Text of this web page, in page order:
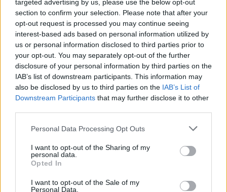
targeted advertising by us, please use the below opt-out
section to confirm your selection. Please note that after your
opt-out request is processed you may continue seeing
interest-based ads based on personal information utilized by
us or personal information disclosed to third parties prior to
your opt-out. You may separately opt-out of the further
disclosure of your personal information by third parties on the
IAB’s list of downstream participants. This information may
also be disclosed by us to third parties on the IAB’s List of
Downstream Participants that may further disclose it to other
Please note that this website/app uses one or more Google
not limited to your visit or usage behaviour. You may click to
grant or deny consent to Google and its third-party tags to
use your data for below specified purposes in below Google
consent section.
Personal Data Processing Opt Outs
I want to opt-out of the Sharing of my
personal data.
Opted In
I want to opt-out of the Sale of my
Personal Data.
előbukkanni a téglákat, s ez elé tesszük le az
erkély szettek elemeit. Színárnyalatokban a
szürke, mély csokoládé és rézbarna árnyalatok
teszik igazán izgalmassá a trendet, amit
érdemes feldobni az arany, ezüst és bronzos
dekorelemekkel. Egy fémes, nagyágú ging-go
levél vázába illesztve a kávézó asztalon igazán
csinosan fog mutatni. Az igazi növényekkel itt is
még több életet lehet csempészni a környezetbe,
bár ennél a stílusnál csínján kell velük bánni.
az otthonunk különböző tereit? A Bonami akár